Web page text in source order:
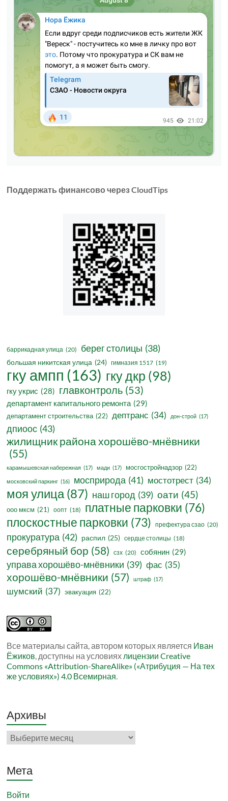
Поддержать финансово через CloudTips
баррикадная улица (20) берег столицы (38)
большая никитская улица (24) гимназия 1517 (19)
гку ампп (163) гку дкр (98)
гку укрис (28) главконтроль (53)
департамент капитального ремонта (29)
департамент строительства (22) дептранс (34) дон-строй (17)
дпиоос (43)
жилищник района хорошёво-мнёвники
(55)
карамышевская набережная (17) мади (17) мосгостройнадзор (22)
московский паркинг (16) мосприрода (41) мостотрест (34)
моя улица(87) наш город (39) оати (45)
ооо мксм (21) оопт (18) платные парковки (76)
плоскостные парковки (73) префектура сзао (20)
прокуратура (42) распил (25) сердце столицы (18)
серебряный бор (58) сзх (20) собянин (29)
управа хорошёво-мнёвники (39) фас (35)
хорошёво-мнёвники (57) штраф (17)
шумский (37) эвакуация (22)
Все материалы сайта, автором которых является Иван
Ёжиков, доступны на условиях лицензии Creative
Commons «Attribution-ShareAlike» («Атрибуция — На тех
же условиях») 4.0 Всемирная.
Архивы
Архивы
Мета
Войти